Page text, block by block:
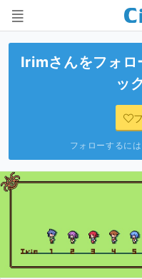
Irimさんをフォ
ッ
フォローするに